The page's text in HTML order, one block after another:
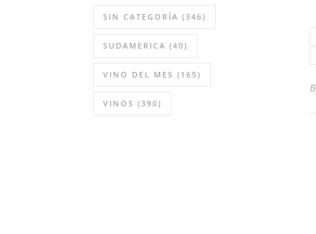
SIN CATEGORÍA (346)
SUDAMERICA (40)
VINO DEL MES (165)
VINOS (390)